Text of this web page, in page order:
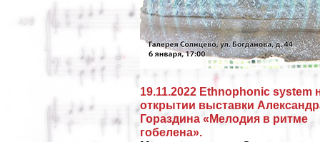
19.11.2022 Ethnophonic system
открытии выставки
Гораздина «Мелодия в ритме
гобелена».